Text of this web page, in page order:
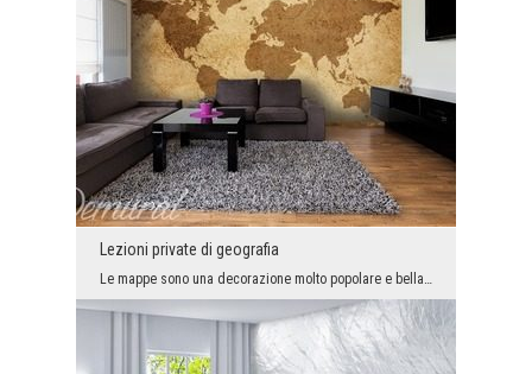
Lezioni private di geografia
Le mappe sono una decorazione molto popolare e bella - usata sia nelle case che negli interni pro...